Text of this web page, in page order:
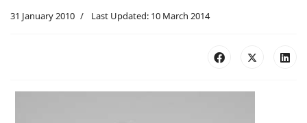
31 January 2010 Last Updated: 10 March 2014